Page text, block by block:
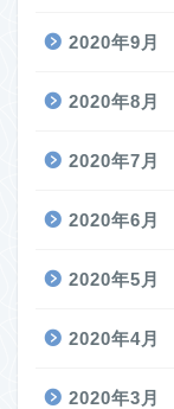
2020年9月
2020年8月
2020年7月
2020年6月
2020年5月
2020年4月
2020年3月